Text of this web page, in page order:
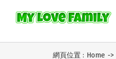
網頁位置 : Home ->